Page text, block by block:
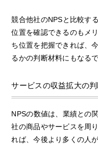
競合他社のNPSと比較す
位置を確認できるのもメ
ち位置を把握できれば、
るかの判断材料にもなるで
サービスの収益拡大の
NPSの数値は、業績との
社の商品やサービスを周
れば、今後より多くの人